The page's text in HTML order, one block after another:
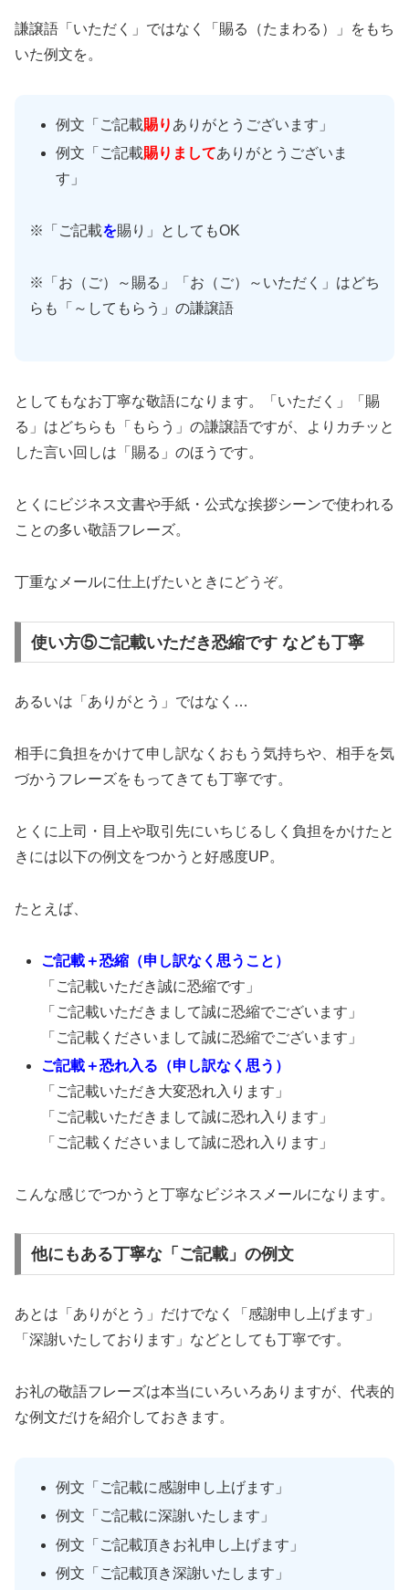
謙譲語「いただく」ではなく「賜る（たまわる）」をもち
いた例文を。
例文「ご記載賜り ありがとうございます」
例文「ご記載賜りましてありがとうございま
す」
※「ご記載を賜り」としてもOK
※「お（ご）～賜る」「お（ご）～いただく」はどち
らも「～してもらう」の謙譲語
としてもなお丁寧な敬語になります。「いただく」「賜
る」はどちらも「もらう」の謙譲語ですが、よりカチッと
した言い回しは「賜る」のほうです。
とくにビジネス文書や手紙・公式な挨拶シーンで使われる
ことの多い敬語フレーズ。
丁重なメールに仕上げたいときにどうぞ。
使い方⑤ご記載いただき恐縮です なども丁寧
あるいは「ありがとう」ではなく…
相手に負担をかけて申し訳なくおもう気持ちや、相手を気
づかうフレーズをもってきても丁寧です。
とくに上司・目上や取引先にいちじるしく負担をかけたと
きには以下の例文をつかうと好感度UP。
たとえば、
ご記載＋恐縮（申し訳なく思うこと）
「ご記載いただき誠に恐縮です」
「ご記載いただきまして誠に恐縮でございます」
「ご記載くださいまして誠に恐縮でございます」
ご記載＋恐れ入る（申し訳なく思う）
「ご記載いただき大変恐れ入ります」
「ご記載いただきまして誠に恐れ入ります」
「ご記載くださいまして誠に恐れ入ります」
こんな感じでつかうと丁寧なビジネスメールになります。
他にもある丁寧な「ご記載」の例文
あとは「ありがとう」だけでなく「感謝申し上げます」
「深謝いたしております」などとしても丁寧です。
お礼の敬語フレーズは本当にいろいろありますが、代表的
な例文だけを紹介しておきます。
例文「ご記載に感謝申し上げます」
例文「ご記載に深謝いたします」
例文「ご記載頂きお礼申し上げます」
例文「ご記載頂き深謝いたします」